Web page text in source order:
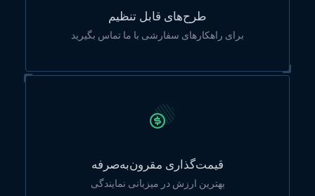
طرح‌های قابل تنظیم
برای راهکارهای سفارشی با ما تماس بگیرید
قیمت‌گذاری مقرون‌به‌صرفه
بهترین ارزش در میزبانی نمایندگی